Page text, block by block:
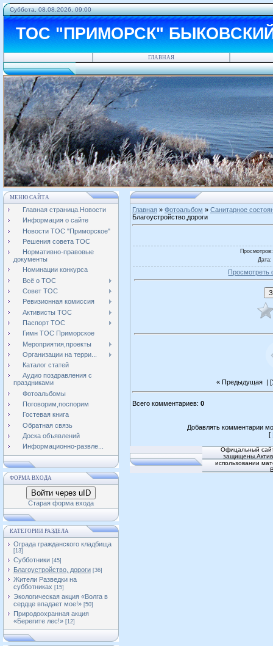
Суббота, 08.08.2026, 09:00
ТОС "ПРИМОРСК"
ГЛАВНАЯ
МЕНЮ САЙТА
Главная страница.Новости
Информация о сайте
Новости ТОС "Приморское"
Решения совета ТОС
Нормативно-правовые
документы
Номинации конкурса
Всё о ТОС
Совет ТОС
Ревизионная комиссия
Активисты ТОС
Паспорт ТОС
Гимн ТОС Приморское
Мероприятия,проекты
Организации на терри...
Каталог статей
Аудио поздравления с
праздниками
Фотоальбомы
Поговорим,поспорим
Гостевая книга
Обратная связь
Доска объявлений
Информационно-развле...
ФОРМА ВХОДА
Войти через uID
Старая форма входа
КАТЕГОРИИ РАЗДЕЛА
Ограда гражданского кладбища
[13]
Субботники [45]
Благоустройство, дороги [36]
Жители Разведки на
субботниках [15]
Экологическая акция «Волга в
сердце впадает мое!» [50]
Природоохранная акция
«Берегите лес!» [12]
Главная » Фотоальбом » Санитарное
Благоустройство,дороги
Просмотров
Дата:
Просмотреть
« Предыдущая | [
Всего комментариев: 0
Добавлять комментарии
[
Офицальный
использовании